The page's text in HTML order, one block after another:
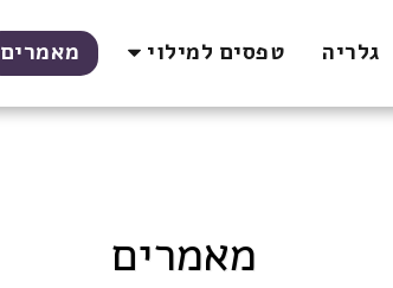
גלריה טפסים למילוי מאמרים
מאמרים